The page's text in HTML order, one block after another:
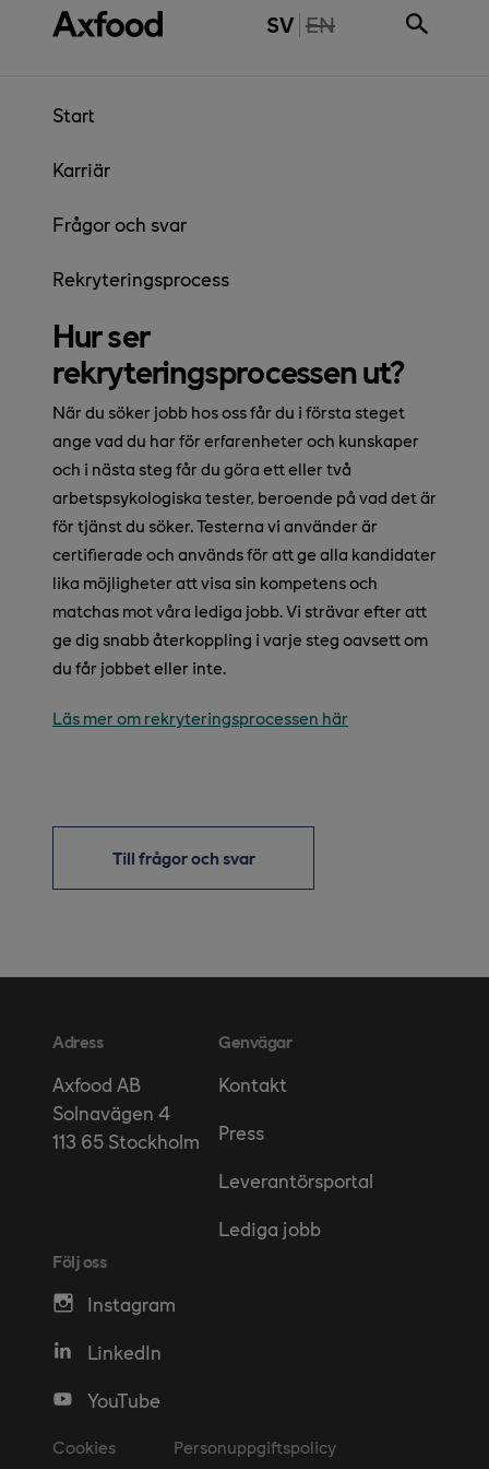
Gå direkt till innehåll SV THE PAGE IS NOT
EN
Start
Karriär
Frågor och svar
Rekryteringsprocess
Hur ser
rekryteringsprocessen ut?
När du söker jobb hos oss får du i första steget
ange vad du har för erfarenheter och kunskaper
och i nästa steg får du göra ett eller två
arbetspsykologiska tester, beroende på vad det är
för tjänst du söker. Testerna vi använder är
certifierade och används för att ge alla kandidater
lika möjligheter att visa sin kompetens och
matchas mot våra lediga jobb. Vi strävar efter att
ge dig snabb återkoppling i varje steg oavsett om
du får jobbet eller inte.
Läs mer om rekryteringsprocessen här
Till frågor och svar
Adress
Axfood AB
Solnavägen 4
113 65 Stockholm
Genvägar
Kontakt
Press
Leverantörsportal
Lediga jobb
Följ oss
Instagram
LinkedIn
YouTube
Cookies Personuppgiftspolicy